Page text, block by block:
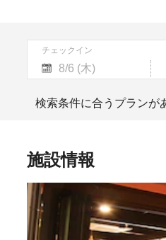
チェックイン
Navigate
forward
to
calendar
and
select
a
date.
Press
the
検索条件に合うプランが
施設情報